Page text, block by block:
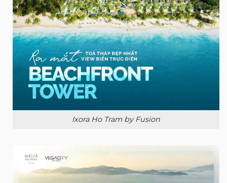
Ixora Ho Tram by Fusion